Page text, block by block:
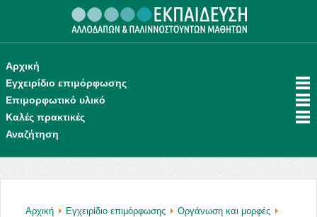
Αρχική
Εγχειρίδιο επιμόρφωσης
Επιμορφωτικό υλικό
Καλές πρακτικές
Αναζήτηση
Αρχική Εγχειρίδιο επιμόρφωσης
Οργάνωση και μορφές